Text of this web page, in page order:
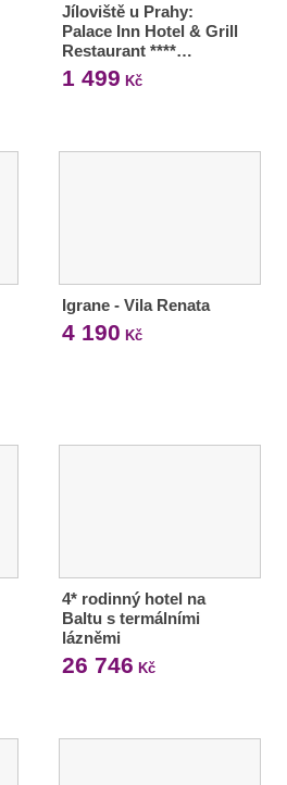
Jíloviště u Prahy:
Palace Inn Hotel & Grill
Restaurant ****…
1 499 Kč
Igrane - Vila Renata
4 190 Kč
4* rodinný hotel na
Baltu s termálními
lázněmi
26 746 Kč